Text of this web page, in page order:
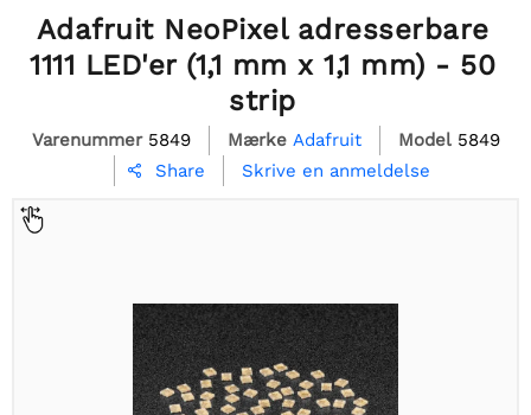
Adafruit NeoPixel adresserbare
1111 LED'er (1,1 mm x 1,1 mm) - 50
strip
Varenummer 5849 Mærke Adafruit Model 5849
 Share Skrive en anmeldelse